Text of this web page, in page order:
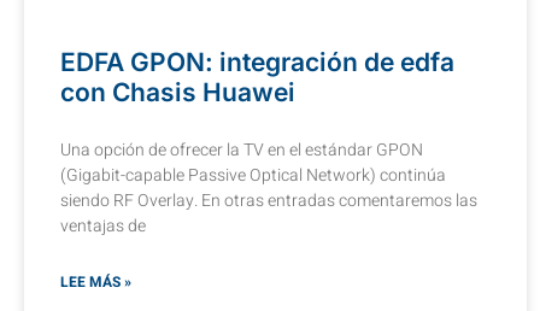
EDFA GPON: integración de edfa
con Chasis Huawei
Una opción de ofrecer la TV en el estándar GPON
(Gigabit-capable Passive Optical Network) continúa
siendo RF Overlay. En otras entradas comentaremos las
ventajas de
LEE MÁS »